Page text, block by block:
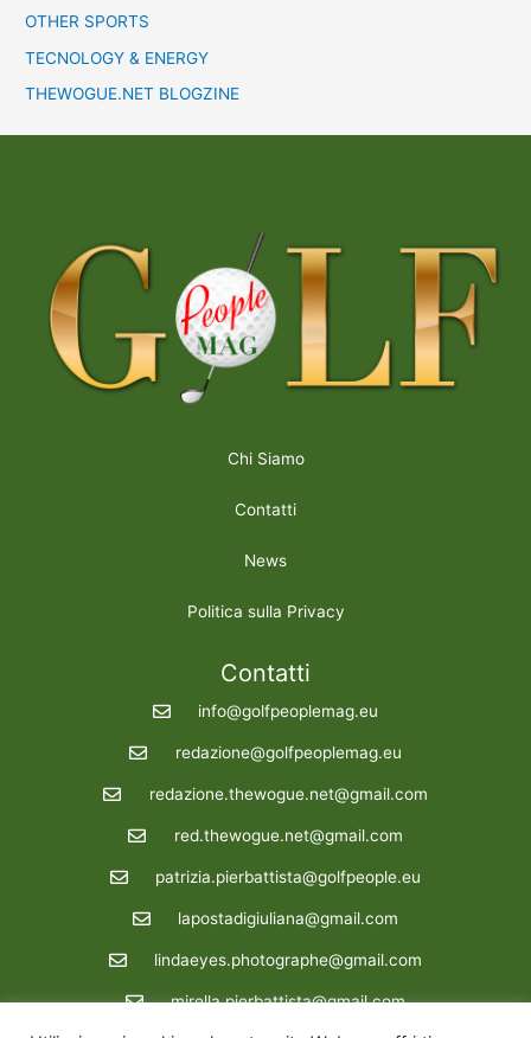
OTHER SPORTS
TECNOLOGY & ENERGY
THEWOGUE.NET BLOGZINE
Chi Siamo
Contatti
News
Politica sulla Privacy
Contatti
info@golfpeoplemag.eu
redazione@golfpeoplemag.eu
redazione.thewogue.net@gmail.com
red.thewogue.net@gmail.com
patrizia.pierbattista@golfpeople.eu
lapostadigiuliana@gmail.com
lindaeyes.photographe@gmail.com
mirella.pierbattista@gmail.com